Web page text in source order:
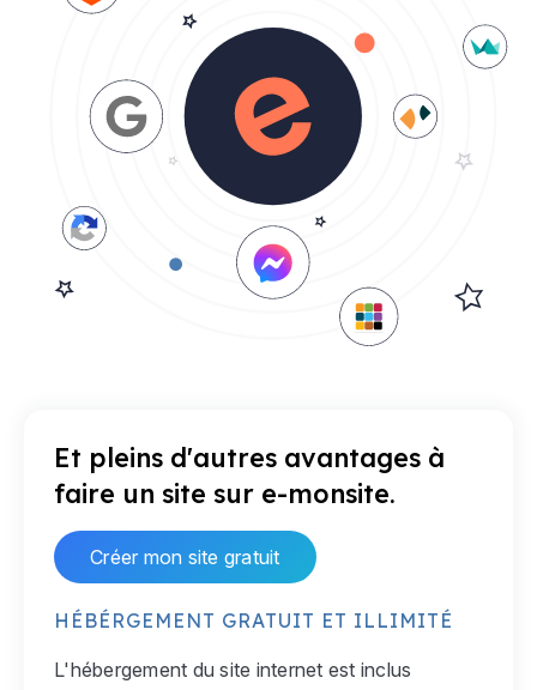
Et pleins d'autres avantages à
faire un site sur e-monsite.
Créer mon site gratuit
HÉBÉRGEMENT GRATUIT ET ILLIMITÉ
L'hébergement du site internet est inclus